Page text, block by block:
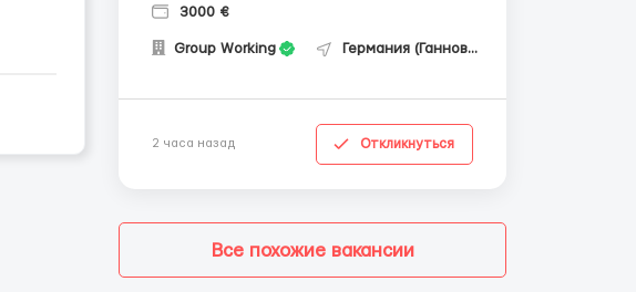
3000 €
Group Working Германия (Ганновер)
2 часа назад Откликнуться
Все похожие вакансии